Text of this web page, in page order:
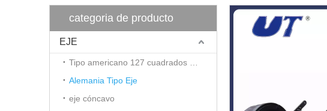
categoria de producto
EJE
Alemania Tipo Eje
eje cóncavo